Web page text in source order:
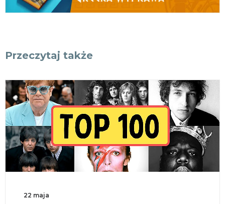
Przeczytaj także
22 maja